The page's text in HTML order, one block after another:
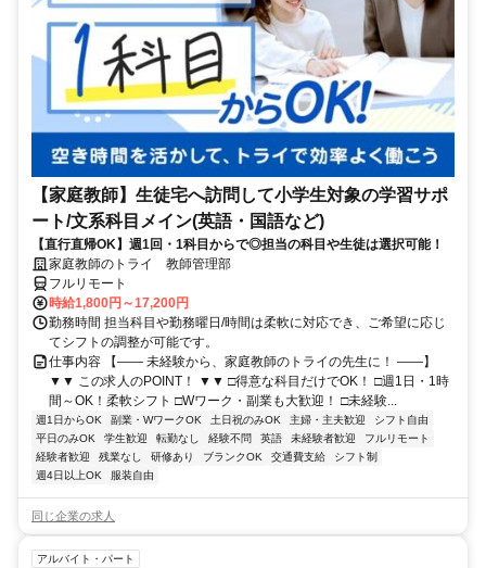
【家庭教師】生徒宅へ訪問して小学生対象の学習サポ
ート/文系科目メイン(英語・国語など)
【直行直帰OK】週1回・1科目からで◎担当の科目や生徒は選択可能！
家庭教師のトライ 教師管理部
フルリモート
時給1,800円～17,200円
勤務時間 担当科目や勤務曜日/時間は柔軟に対応でき、ご希望に応じ
てシフトの調整が可能です。
仕事内容 【―― 未経験から、家庭教師のトライの先生に！ ――】
▼▼ この求人のPOINT！ ▼▼ □得意な科目だけでOK！ □週1日・1時
間～OK！柔軟シフト □Wワーク・副業も大歓迎！ □未経験...
週1日からOK 副業・WワークOK 土日祝のみOK 主婦・主夫歓迎
シフト自由
平日のみOK
学生歓迎 転勤なし 経験不問 英語 未経験者歓迎
フルリモート
経験者歓迎
残業なし 研修あり ブランクOK 交通費支給
シフト制
週4日以上OK
服装自由
同じ企業の求人
アルバイト・パート